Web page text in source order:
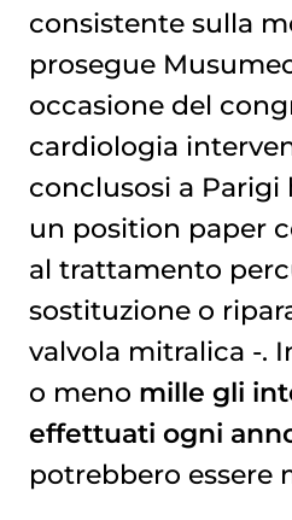
consistente sulla
prosegue
occasione del
cardiologia
conclusosi a Parigi
un position paper
al trattamento
sostituzione o
valvola mitralica -.
o meno mille gli
effettuati ogni
potrebbero essere